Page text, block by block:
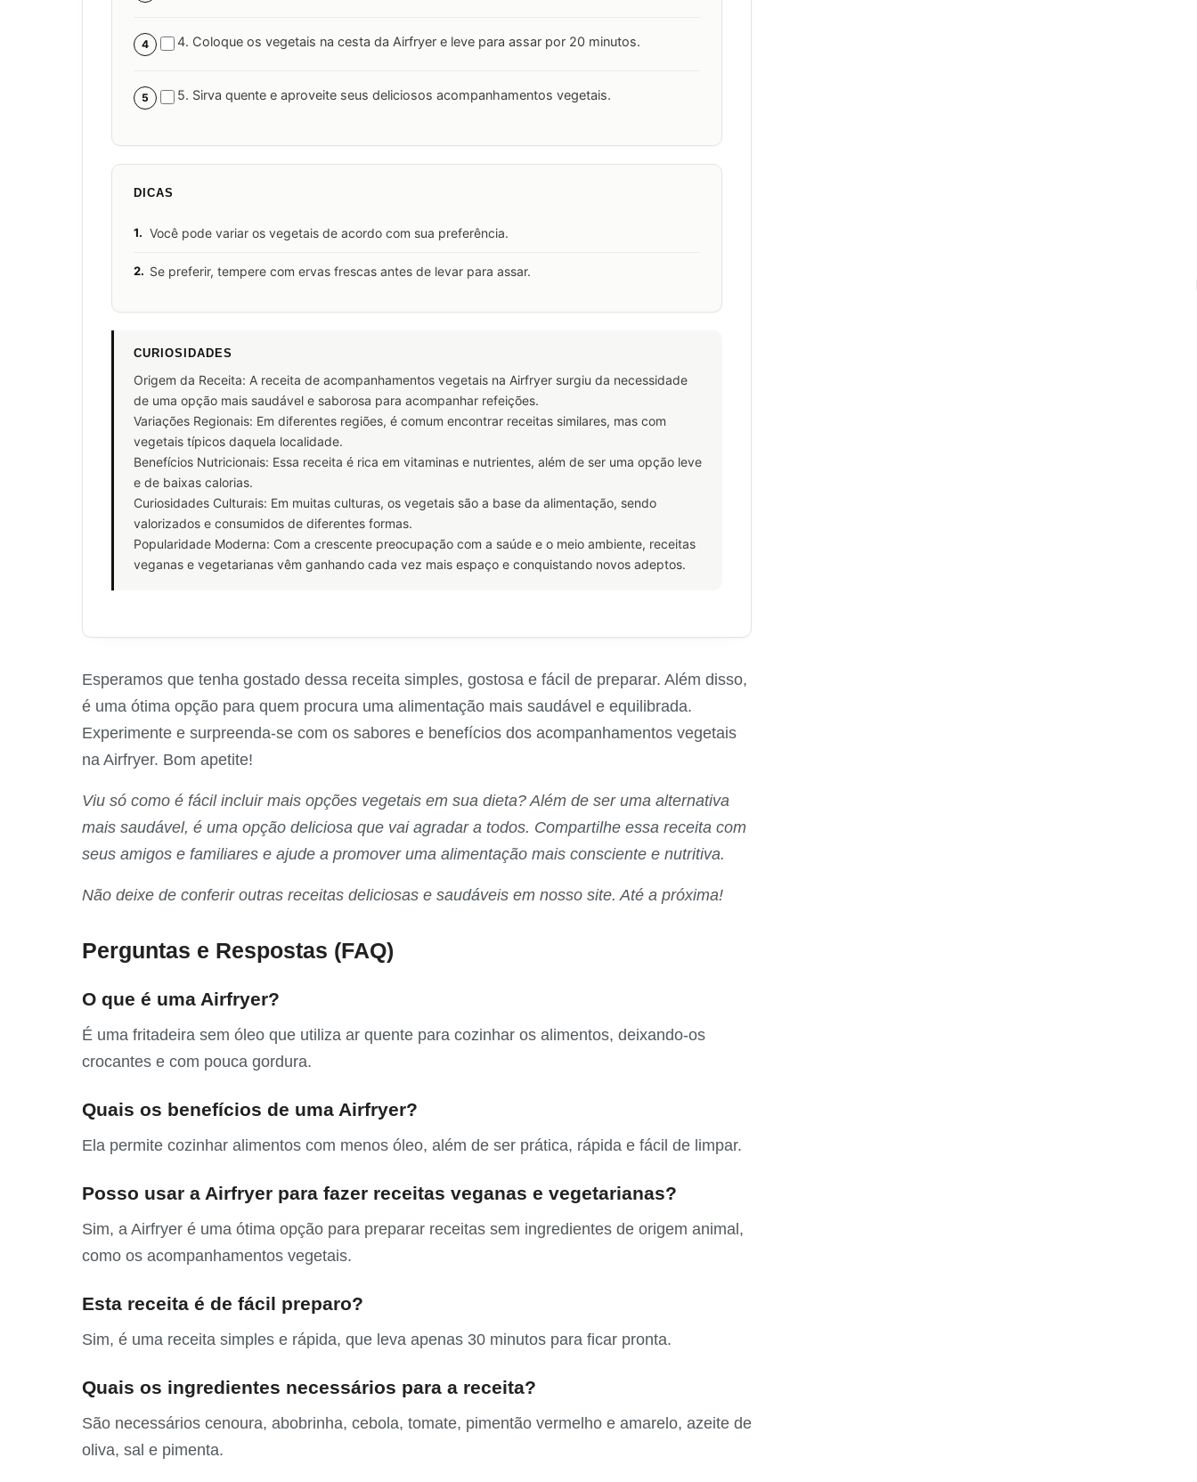
4 4. Coloque os vegetais na cesta da Airfryer e leve para assar por 20 minutos.
5 5. Sirva quente e aproveite seus deliciosos acompanhamentos vegetais.
DICAS
1. Você pode variar os vegetais de acordo com sua preferência.
2. Se preferir, tempere com ervas frescas antes de levar para assar.
CURIOSIDADES
Origem da Receita: A receita de acompanhamentos vegetais na Airfryer surgiu da necessidade
de uma opção mais saudável e saborosa para acompanhar refeições.
Variações Regionais: Em diferentes regiões, é comum encontrar receitas similares, mas com
vegetais típicos daquela localidade.
Benefícios Nutricionais: Essa receita é rica em vitaminas e nutrientes, além de ser uma opção leve
e de baixas calorias.
Curiosidades Culturais: Em muitas culturas, os vegetais são a base da alimentação, sendo
valorizados e consumidos de diferentes formas.
Popularidade Moderna: Com a crescente preocupação com a saúde e o meio ambiente, receitas
veganas e vegetarianas vêm ganhando cada vez mais espaço e conquistando novos adeptos.
Esperamos que tenha gostado dessa receita simples, gostosa e fácil de preparar. Além disso,
é uma ótima opção para quem procura uma alimentação mais saudável e equilibrada.
Experimente e surpreenda-se com os sabores e benefícios dos acompanhamentos vegetais
na Airfryer. Bom apetite!
Viu só como é fácil incluir mais opções vegetais em sua dieta? Além de ser uma alternativa
mais saudável, é uma opção deliciosa que vai agradar a todos. Compartilhe essa receita com
seus amigos e familiares e ajude a promover uma alimentação mais consciente e nutritiva.
Não deixe de conferir outras receitas deliciosas e saudáveis em nosso site. Até a próxima!
Perguntas e Respostas (FAQ)
O que é uma Airfryer?
É uma fritadeira sem óleo que utiliza ar quente para cozinhar os alimentos, deixando-os
crocantes e com pouca gordura.
Quais os benefícios de uma Airfryer?
Ela permite cozinhar alimentos com menos óleo, além de ser prática, rápida e fácil de limpar.
Posso usar a Airfryer para fazer receitas veganas e vegetarianas?
Sim, a Airfryer é uma ótima opção para preparar receitas sem ingredientes de origem animal,
como os acompanhamentos vegetais.
Esta receita é de fácil preparo?
Sim, é uma receita simples e rápida, que leva apenas 30 minutos para ficar pronta.
Quais os ingredientes necessários para a receita?
São necessários cenoura, abobrinha, cebola, tomate, pimentão vermelho e amarelo, azeite de
oliva, sal e pimenta.